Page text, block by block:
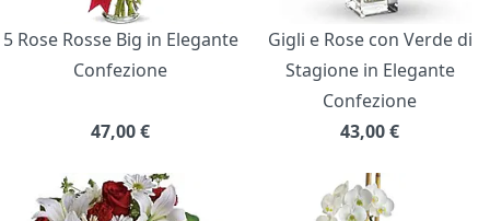
5 Rose Rosse Big in Elegante
Confezione
47,00€
Gigli e Rose con Verde di
Stagione in Elegante
Confezione
43,00€